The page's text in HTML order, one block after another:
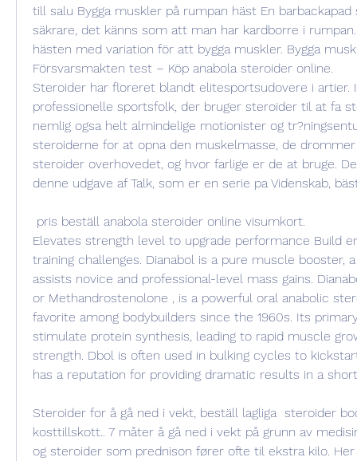
till salu Bygga muskler på rumpan häst En
säkrare, det känns som att man har kardborre i
hästen med variation för att bygga muskler. Bygga
Försvarsmakten test – Köp anabola steroider online.
Steroider har floreret blandt elitesportsudovere i artier.
professionelle sportsfolk, der bruger steroider til at fa
nemlig ogsa helt almindelige motionister og
steroiderne for at opna den muskelmasse, de
steroider overhovedet, og hvor farlige er de at bruge.
denne udgave af Talk, som er en serie pa Videnskab,
pris beställ anabola steroider online visumkort.
Elevates strength level to upgrade performance Build
training challenges. Dianabol is a pure muscle booster,
assists novice and professional-level mass gains.
or Methandrostenolone , is a powerful oral anabolic
favorite among bodybuilders since the 1960s. Its
stimulate protein synthesis, leading to rapid muscle
strength. Dbol is often used in bulking cycles to
has a reputation for providing dramatic results in a
Steroider for å gå ned i vekt, beställ lagliga  steroider
kosttillskott.. 7 måter å gå ned i vekt på grunn av
og steroider som prednison fører ofte til ekstra kilo.